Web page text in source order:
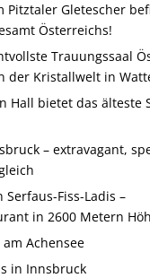
Pitztaler Gletescher
Österreichs!
Trauungssaal
der Kristallwelt in
Hall bietet das älteste
– extravagant,
Serfaus-Fiss-Ladis –
in 2600 Metern
Achensee
in Innsbruck